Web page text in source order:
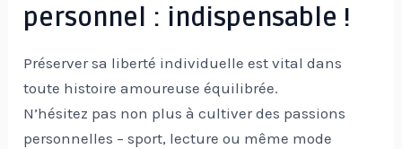
personnel : indispensable !
Préserver sa liberté individuelle est vital dans
toute histoire amoureuse équilibrée.
N’hésitez pas non plus à cultiver des passions
personnelles – sport, lecture ou même mode